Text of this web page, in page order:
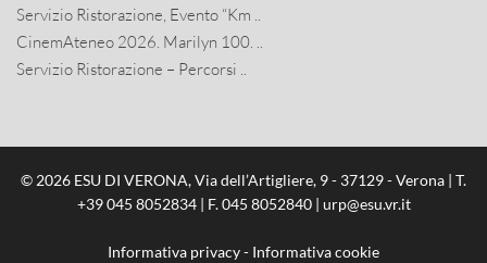
Servizio Ristorazione, Evento “Km ..
CinemAteneo 2026. Marilyn 100. ..
Servizio Ristorazione – Percorsi ..
© 2026 ESU DI VERONA, Via dell’Artigliere, 9 - 37129 - Verona | T.
+39 045 8052834| F. 045 8052840 | urp@esu.vr.it
Informativa privacy- Informativa cookie